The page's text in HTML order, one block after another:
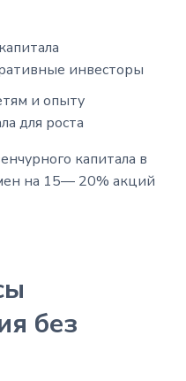
инвесторы
и опыту
для роста
капитала в
на 15— 20% акций
без